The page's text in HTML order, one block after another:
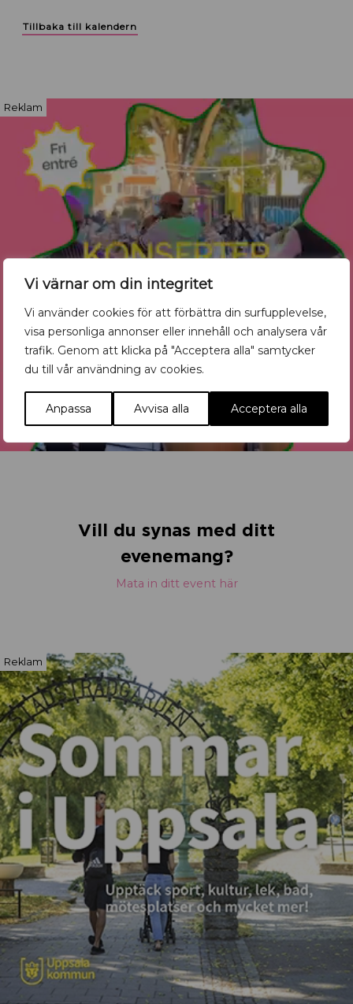
Vi värnar om din integritet
Vi använder cookies för att förbättra din surfupplevelse,
visa personliga annonser eller innehåll och analysera vår
trafik. Genom att klicka på "Acceptera alla" samtycker
du till vår användning av cookies.
Anpassa Avvisa alla Acceptera alla
Tillbaka till kalendern
Reklam
Vill du synas med ditt
evenemang?
Mata in ditt event här
Reklam